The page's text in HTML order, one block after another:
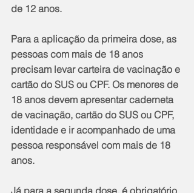
de 12 anos.
Para a aplicação da primeira dose, as
pessoas com mais de 18 anos
precisam levar carteira de vacinação e
cartão do SUS ou CPF. Os menores de
18 anos devem apresentar caderneta
de vacinação, cartão do SUS ou CPF,
identidade e ir acompanhado de uma
pessoa responsável com mais de 18
anos.
Já para a segunda dose, é obrigatório